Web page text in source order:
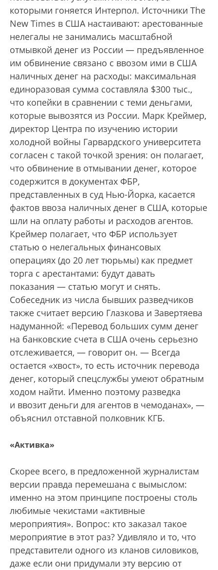
которыми гоняется Интерпол. Источники The
New Times в США настаивают: арестованные
нелегалы не занимались масштабной
отмывкой денег из России — предъявленное
им обвинение связано с ввозом ими в США
наличных денег на расходы: максимальная
единоразовая сумма составляла $300 тыс.,
что копейки в сравнении с теми деньгами,
которые вывозятся из России. Марк Креймер,
директор Центра по изучению истории
холодной войны Гарвардского университета
согласен с такой точкой зрения: он полагает,
что обвинение в отмывании денег, которое
содержится в документах ФБР,
представленных в суд Нью-Йорка, касается
фактов ввоза наличных денег в США, которые
шли на оплату работы и расходов агентов.
Креймер полагает, что ФБР использует
статью о нелегальных финансовых
операциях (до 20 лет тюрьмы) как предмет
торга с арестантами: будут давать
показания — статью могут и снять.
Собеседник из числа бывших разведчиков
также считает версию Глазкова и Завертяева
надуманной: «Перевод больших сумм денег
на банковские счета в США очень серьезно
отслеживается, — говорит он. — Всегда
остается «хвост», то есть источник перевода
денег, который спецслужбы умеют обратным
ходом найти. Именно поэтому разведка
и ввозит деньги для агентов в чемоданах», —
объяснил отставной полковник КГБ.
«Активка»
Скорее всего, в предложенной журналистам
версии правда перемешана с вымыслом:
именно на этом принципе построены столь
любимые чекистами «активные
мероприятия». Вопрос: кто заказал такое
мероприятие в этот раз? Удивляло и то, что
представители одного из кланов силовиков,
даже если они придумали эту версию от